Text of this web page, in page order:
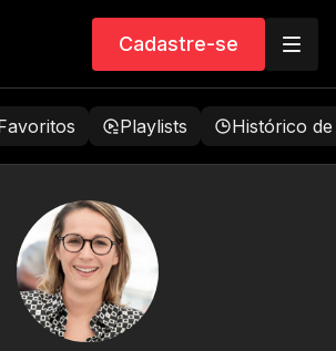
Cadastre-se
Playlists Histórico